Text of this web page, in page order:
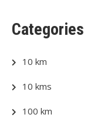
Categories
10 km
10 kms
100 km